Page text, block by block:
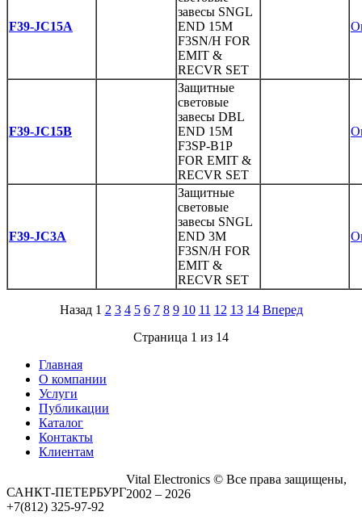
F39-JC15A
завесы SNGL
END 15M
F3SN/H FOR
EMIT &
RECVR SET
F39-JC15B
Защитные
световые
завесы DBL
END 15M
F3SP-B1P
FOR EMIT &
RECVR SET
F39-JC3A
Защитные
световые
завесы SNGL
END 3M
F3SN/H FOR
EMIT &
RECVR SET
Назад 1 2 3 4 5 6 7 8 9 10 11 12 13 14 Вперед
Страница 1 из 14
Главная
О компании
Услуги
Публикации
Каталог
Контакты
Клиентам
САНКТ-ПЕТЕРБУРГ
+7(812) 325-97-92
Vital Electronics © Все права защищены,
2002 – 2026